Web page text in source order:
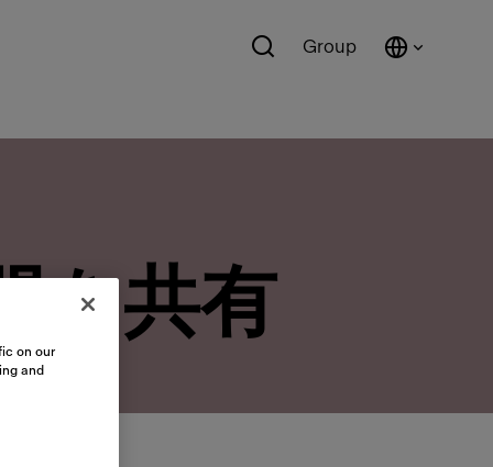
Group
を共有
on our
and